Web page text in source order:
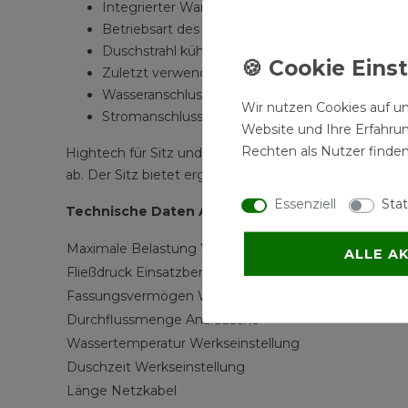
Integrierter Warmwasserspeicher
Betriebsart des Warmwasserspeichers
Duschstrahl kühlt während des Duschvorgangs
Zuletzt verwendete Einstellungen werden
Wasseranschluss seitlich links
Stromanschluss hinten mit verdeckter
Hightech für Sitz und Deckel Wie alle Geberit
ab. Der Sitz bietet ergonomisch optimierten
Technische Daten AquaClean 4000:
Maximale Belastung WC-Sitz / WC-Deckel
Fließdruck Einsatzbereich
Fassungsvermögen Warmwasserspeicher
Durchflussmenge Analdusche
Wassertemperatur Werkseinstellung
Duschzeit Werkseinstellung
Länge Netzkabel
Wir nutzen Cookies auf
Website und Ihre
Rechten als Nutzer
Essenziell
ALLE